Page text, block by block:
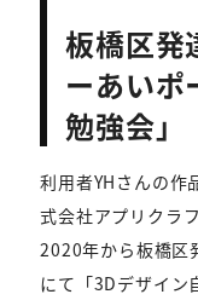
板橋区発
ーあいポ
勉強会」
利用者YHさんの作
式会社アプリクラ
2020年から板橋区
にて「3Dデザイン